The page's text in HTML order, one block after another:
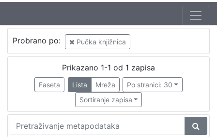
Probrano po: Pučka knjižnica
Prikazano 1-1 od 1 zapisa
Faseta Lista Mreža
Po stranici: 30
Sortiranje zapisa